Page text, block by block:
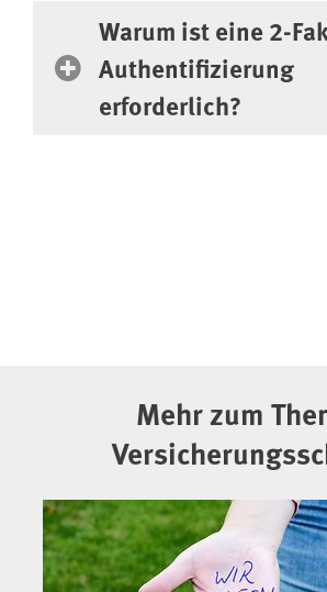
Warum ist eine 2-
Authentifizierung
erforderlich?
Mehr zum